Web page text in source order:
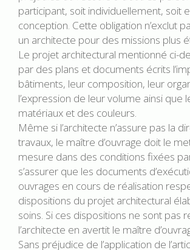
participant, soit individuellement, soit
conception. Cette obligation n’exclut
un architecte pour des missions plus
Le projet architectural mentionné ci-
par des plans et documents écrits
bâtiments, leur composition, leur
l’expression de leur volume ainsi que
matériaux et des couleurs.
Même si l’architecte n’assure pas la
travaux, le maître d’ouvrage doit le
mesure dans des conditions fixées
s’assurer que les documents
ouvrages en cours de réalisation
dispositions du projet architectural
soins. Si ces dispositions ne sont pas
l’architecte en avertit le maître
Sans préjudice de l’application de